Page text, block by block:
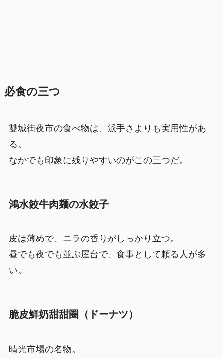
必食の三つ
雙城街夜市の食べ物は、派手さよりも実用性があ
る。
なかでも印象に残りやすいのがこの三つだ。
鴻水餃牛肉麺の水餃子
皮は薄めで、ニラの香りがしっかり立つ。
昼でも夜でも並ぶ屋台で、食事として頼る人が多
い。
脆皮鮮奶甜甜圈（ドーナツ）
晴光市場の名物。